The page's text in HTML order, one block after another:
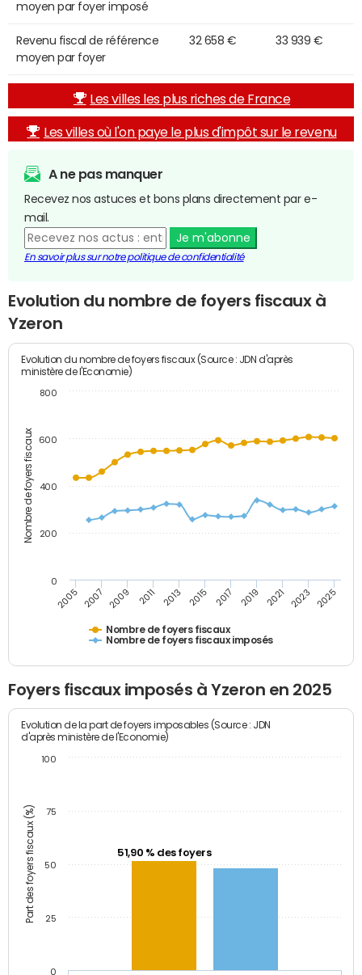
moyen par foyer imposé
Revenu fiscal de référence
moyen par foyer
32 658 € 33 939 €
Les villes les plus riches de France
Les villes où l'on paye le plus d'impôt sur le revenu
A ne pas manquer
Recevez nos astuces et bons plans directement par e-
mail.
Je m'abonne
En savoir plus sur notre politique de confidentialité
Evolution du nombre de foyers fiscaux à
Yzeron
Nombre de foyers fiscaux
Evolution du nombre de foyers fiscaux (Source : JDN d'après
ministère de l'Economie)
Nombre de foyers fiscaux
Nombre de foyers fiscaux imposés
2005 2007 2009 2011 2013 2015 2017 2019 2021 2023 2025
0
200
400
600
800
Foyers fiscaux imposés à Yzeron en 2025
Part des foyers fiscaux (%)
Evolution de la part de foyers imposables (Source : JDN
d'après ministère de l'Economie)
51,90 % des foyers
0
25
50
75
100